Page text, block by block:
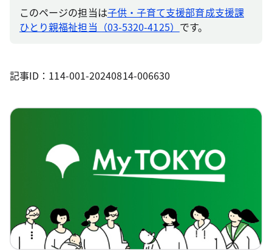
このページの担当は子供・子育て支援部育成支援課
ひとり親福祉担当（03-5320-4125） です。
記事ID：114-001-20240814-006630